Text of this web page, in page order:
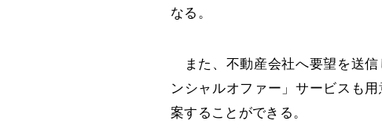
なる。
また、不動産会社へ要望を送
ンシャルオファー」サービスも
案することができる。